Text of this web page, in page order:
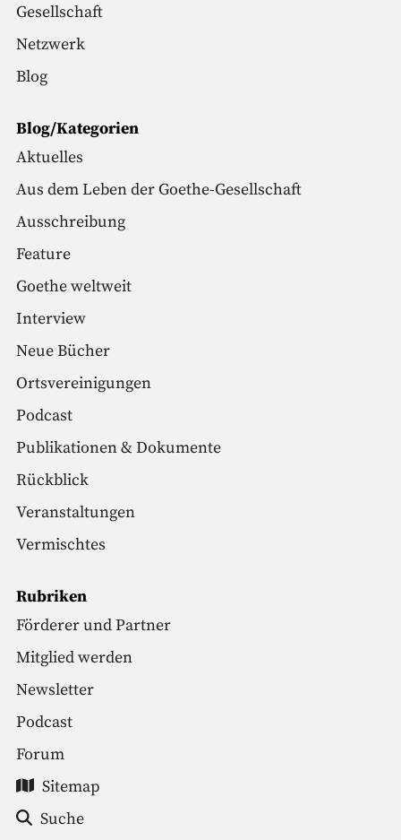
Gesellschaft
Netzwerk
Blog
Blog/Kategorien
Aktuelles
Aus dem Leben der Goethe-Gesellschaft
Ausschreibung
Feature
Goethe weltweit
Interview
Neue Bücher
Ortsvereinigungen
Podcast
Publikationen & Dokumente
Rückblick
Veranstaltungen
Vermischtes
Rubriken
Förderer und Partner
Mitglied werden
Newsletter
Podcast
Forum
Sitemap
Suche